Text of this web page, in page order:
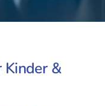
Kinder &